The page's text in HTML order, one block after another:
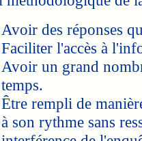
Avoir des réponses
Faciliter l'accès à
Avoir un grand
temps.
Être rempli de
à son rythme sans